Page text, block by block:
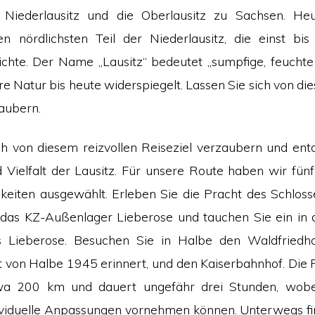
und die Oberlausitz zu Sachsen.
nördlichsten Teil der Niederlausitz, die einst
Der Name „Lausitz“ bedeutet „sumpfige,
Natur bis heute widerspiegelt. Lassen Sie sich von
von diesem reizvollen Reiseziel verzaubern und
Vielfalt der Lausitz. Für unsere Route haben wir
ausgewählt. Erleben Sie die Pracht des
KZ-Außenlager Lieberose und tauchen Sie ein in
Lieberose. Besuchen Sie in Halbe den
von Halbe 1945 erinnert, und den Kaiserbahnhof. Die
200 km und dauert ungefähr drei Stunden,
Anpassungen vornehmen können. Unterwegs